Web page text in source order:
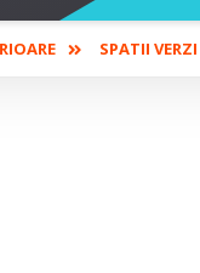
SPATII VERZI